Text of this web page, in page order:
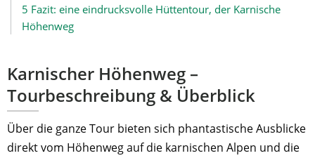
5 Fazit: eine eindrucksvolle Hüttentour, der Karnische
Höhenweg
Karnischer Höhenweg –
Tourbeschreibung & Überblick
Über die ganze Tour bieten sich phantastische Ausblicke
direkt vom Höhenweg auf die karnischen Alpen und die